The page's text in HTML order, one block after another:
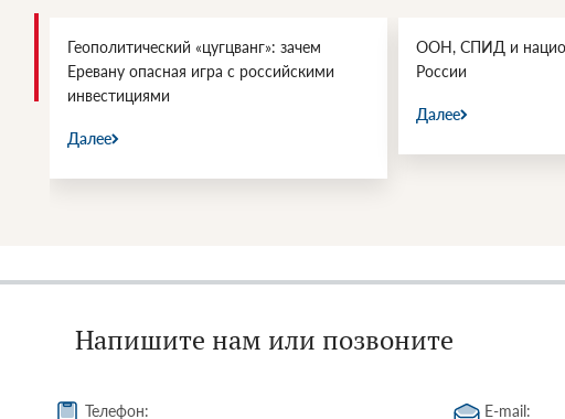
Геополитический «цугцванг»: зачем
Еревану опасная игра с российскими
инвестициями
Далее
ООН, СПИД и
России
Далее
Напишите нам или позвоните
Телефон: E-mail: